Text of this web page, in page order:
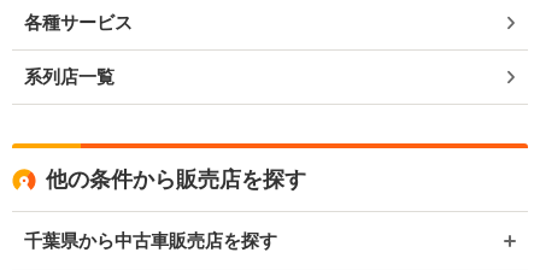
各種サービス
系列店一覧
他の条件から販売店を探す
千葉県から中古車販売店を探す